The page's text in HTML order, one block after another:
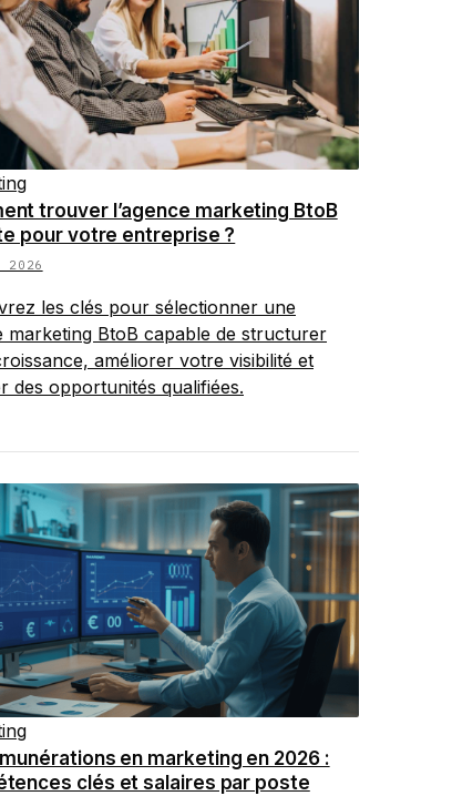
trouver l’agence marketing BtoB
pour votre entreprise ?
2026
les clés pour sélectionner une
marketing BtoB capable de structurer
améliorer votre visibilité et
des opportunités qualifiées.
en marketing en 2026 :
clés et salaires par poste